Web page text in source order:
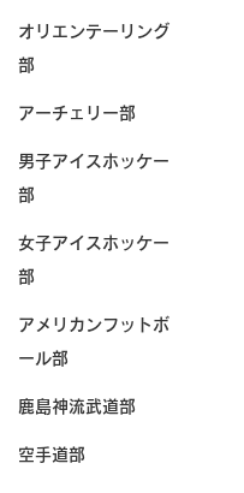
オリエンテーリング
部
アーチェリー部
男子アイスホッケー
部
女子アイスホッケー
部
アメリカンフットボ
ール部
鹿島神流武道部
空手道部